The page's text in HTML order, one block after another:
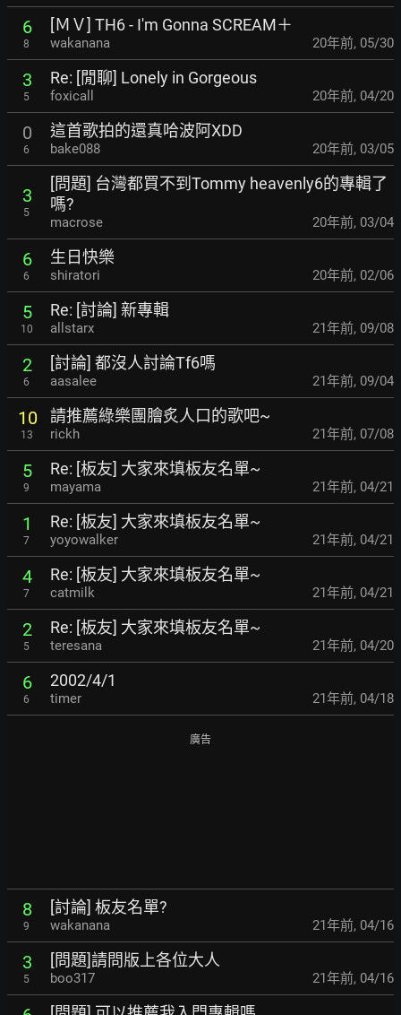
6
8
[ＭＶ] TH6 - I'm Gonna SCREAM＋
wakanana 20年前, 05/30
3
5
Re: [閒聊] Lonely in Gorgeous
foxicall 20年前, 04/20
0
6
這首歌拍的還真哈波阿XDD
bake088 20年前, 03/05
3
5
[問題] 台灣都買不到Tommy heavenly6的專輯了
嗎?
macrose 20年前, 03/04
6
6
生日快樂
shiratori 20年前, 02/06
5
10
Re: [討論] 新專輯
allstarx 21年前, 09/08
2
6
[討論] 都沒人討論Tf6嗎
aasalee 21年前, 09/04
10
13
請推薦綠樂團膾炙人口的歌吧~
rickh 21年前, 07/08
5
9
Re: [板友] 大家來填板友名單~
mayama 21年前, 04/21
1
7
Re: [板友] 大家來填板友名單~
yoyowalker 21年前, 04/21
4
7
Re: [板友] 大家來填板友名單~
catmilk 21年前, 04/21
2
5
Re: [板友] 大家來填板友名單~
teresana 21年前, 04/20
6
6
2002/4/1
timer 21年前, 04/18
廣告
8
9
[討論] 板友名單?
wakanana 21年前, 04/16
3
5
[問題]請問版上各位大人
boo317 21年前, 04/16